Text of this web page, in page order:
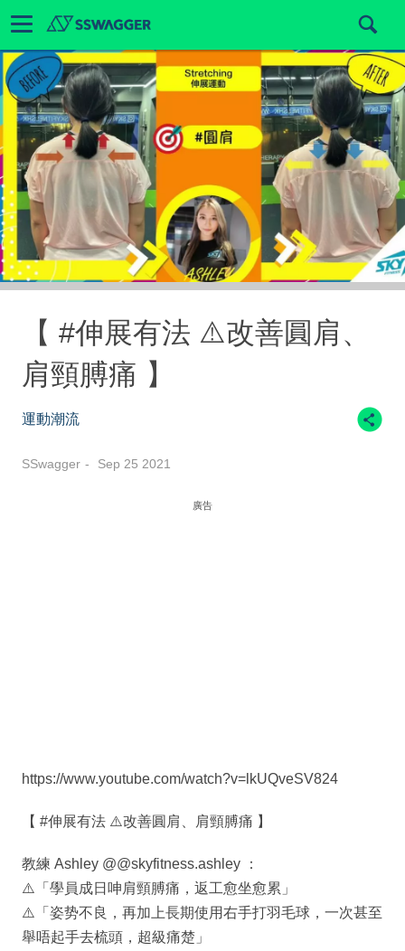
【 #伸展有法 ⚠️改善圓肩、
肩頸膊痛 】
運動潮流
SSwagger Sep 25 2021
廣告
https://www.youtube.com/watch?v=lkUQveSV824
【 #伸展有法 ⚠️改善圓肩、肩頸膊痛 】
教練 Ashley @@skyfitness.ashley ：
⚠️「學員成日呻肩頸膊痛，返工愈坐愈累」
⚠️「姿势不良，再加上長期使用右手打羽毛球，一次甚至
舉唔起手去梳頭，超級痛楚」